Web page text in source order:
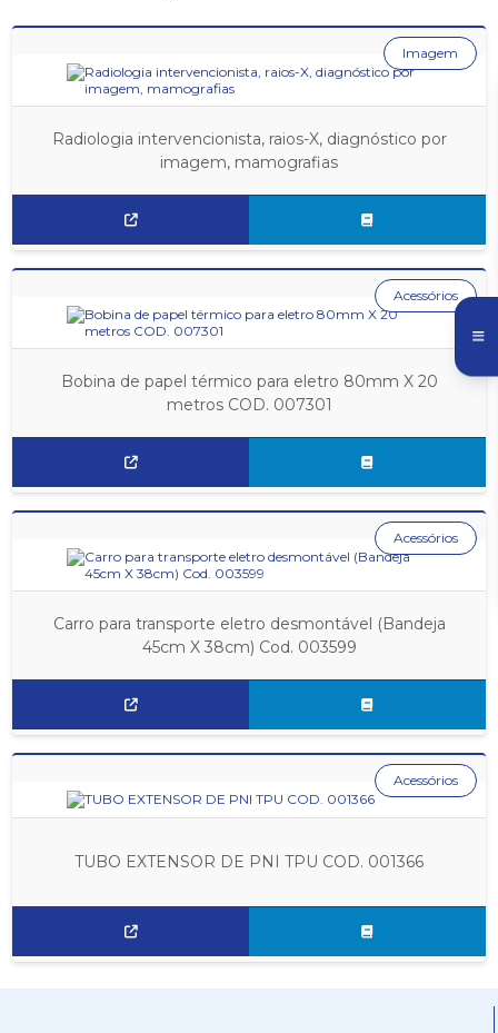
Radiologia intervencionista, raios-X, diagnóstico por
imagem, mamografias
Imagem
Bobina de papel térmico para eletro 80mm X 20
metros COD. 007301
Acessórios
Carro para transporte eletro desmontável (Bandeja
45cm X 38cm) Cod. 003599
Acessórios
TUBO EXTENSOR DE PNI TPU COD. 001366
Acessórios